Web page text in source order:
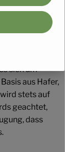
sich um
aus Hafer,
stets auf
geachtet,
dass